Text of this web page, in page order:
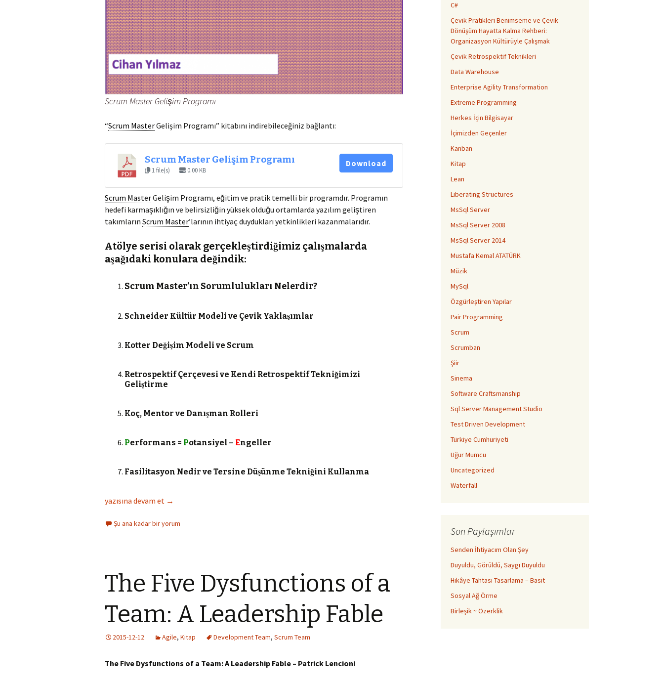
Scrum Master Gelişim Programı
“Scrum MasterGelişim Programı” kitabını indirebileceğiniz bağlantı:
Scrum Master Gelişim Programı
1 file(s) 0.00 KB
Download
Scrum MasterGelişim Programı, eğitim ve pratik temelli bir programdır. Programın
hedefi karmaşıklığın ve belirsizliğin yüksek olduğu ortamlarda yazılım geliştiren
takımların Scrum Master’larının ihtiyaç duydukları yetkinlikleri kazanmalarıdır.
Atölye serisi olarak gerçekleştirdiğimiz çalışmalarda
aşağıdaki konulara değindik:
Scrum Master’ın Sorumlulukları Nelerdir?
Schneider Kültür Modeli ve Çevik Yaklaşımlar
Kotter Değişim Modeli ve Scrum
Retrospektif Çerçevesi ve Kendi Retrospektif Tekniğimizi
Geliştirme
Koç, Mentor ve Danışman Rolleri
Performans = Potansiyel – Engeller
Fasilitasyon Nedir ve Tersine Düşünme Tekniğini Kullanma
Scrum Master Gelişim Programı
yazısına devam et →
Şu ana kadar bir yorum
The Five Dysfunctions of a
Team: A Leadership Fable
2015-12-12 Agile, Kitap Development Team, Scrum Team
The Five Dysfunctions of a Team: A Leadership Fable – Patrick Lencioni
C#
Çevik Pratikleri Benimseme ve Çevik
Dönüşüm Hayatta Kalma Rehberi:
Organizasyon Kültürüyle Çalışmak
Çevik Retrospektif Teknikleri
Data Warehouse
Enterprise Agility Transformation
Extreme Programming
Herkes İçin Bilgisayar
İçimizden Geçenler
Kanban
Kitap
Lean
Liberating Structures
MsSql Server
MsSql Server 2008
MsSql Server 2014
Mustafa Kemal ATATÜRK
Müzik
MySql
Özgürleştiren Yapılar
Pair Programming
Scrum
Scrumban
Şiir
Sinema
Software Craftsmanship
Sql Server Management Studio
Test Driven Development
Türkiye Cumhuriyeti
Uğur Mumcu
Uncategorized
Waterfall
Son Paylaşımlar
Senden İhtiyacım Olan Şey
Duyuldu, Görüldü, Saygı Duyuldu
Hikâye Tahtası Tasarlama – Basit
Sosyal Ağ Örme
Birleşik ~ Özerklik